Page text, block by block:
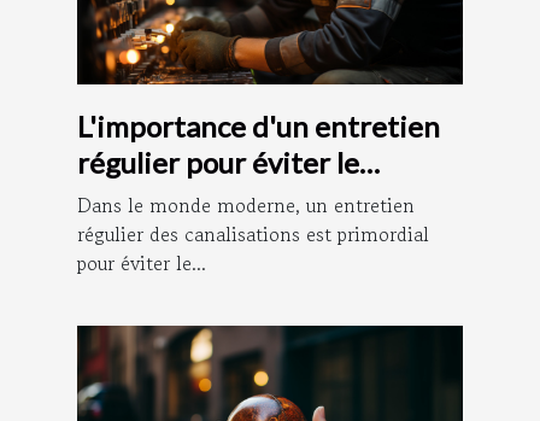
L'importance d'un entretien
régulier pour éviter le
débouchage des canalisations
Dans le monde moderne, un entretien
régulier des canalisations est primordial
pour éviter le...